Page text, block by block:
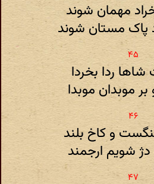
مهمان شوند
پاک مستان شوند
ردا بخردا
بر موبدان موبدا
و کاخ بلند
دژ شویم ارجمند